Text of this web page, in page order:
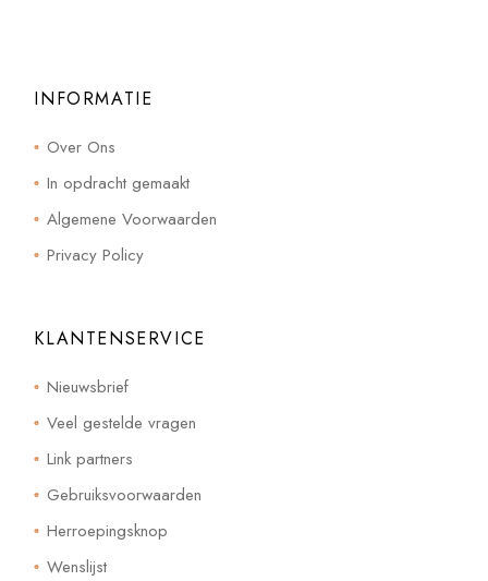
INFORMATIE
Over Ons
In opdracht gemaakt
Algemene Voorwaarden
Privacy Policy
KLANTENSERVICE
Nieuwsbrief
Veel gestelde vragen
Link partners
Gebruiksvoorwaarden
Herroepingsknop
Wenslijst